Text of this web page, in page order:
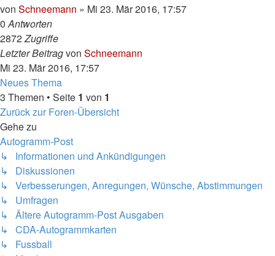
von Schneemann » Mi 23. Mär 2016, 17:57
0Antworten
2872Zugriffe
Letzter Beitragvon Schneemann
Mi 23. Mär 2016, 17:57
Neues Thema
3 Themen • Seite 1 von 1
Zurück zur Foren-Übersicht
Gehe zu
Autogramm-Post
↳ Informationen und Ankündigungen
↳ Diskussionen
↳ Verbesserungen, Anregungen, Wünsche, Abstimmungen
↳ Umfragen
↳ Ältere Autogramm-Post Ausgaben
↳ CDA-Autogrammkarten
↳ Fussball